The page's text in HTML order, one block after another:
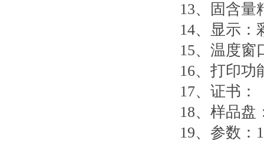
13、固含量
14、显示：
15、温度窗
16、打印功
17、证书：
18、样品盘
19、参数：